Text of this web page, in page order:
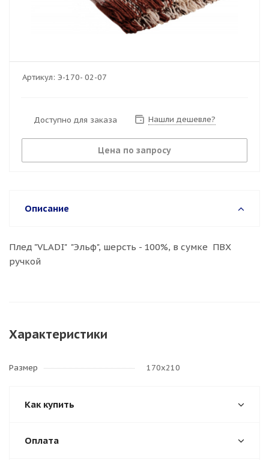
Артикул: Э-170- 02-07
Доступно для заказа Нашли дешевле?
Цена по запросу
Описание
Плед "VLADI" "Эльф", шерсть - 100%, в сумке ПВХ
ручкой
Характеристики
Размер 170х210
Как купить
Оплата